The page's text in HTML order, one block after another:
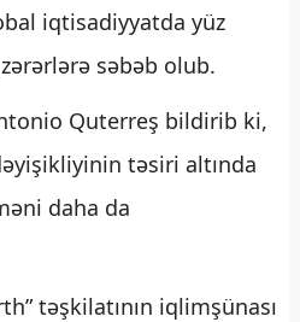
iqtisadiyyatda yüz
səbəb olub.
Quterreş bildirib ki,
təsiri altında
daha da
təşkilatının iqlimşünası